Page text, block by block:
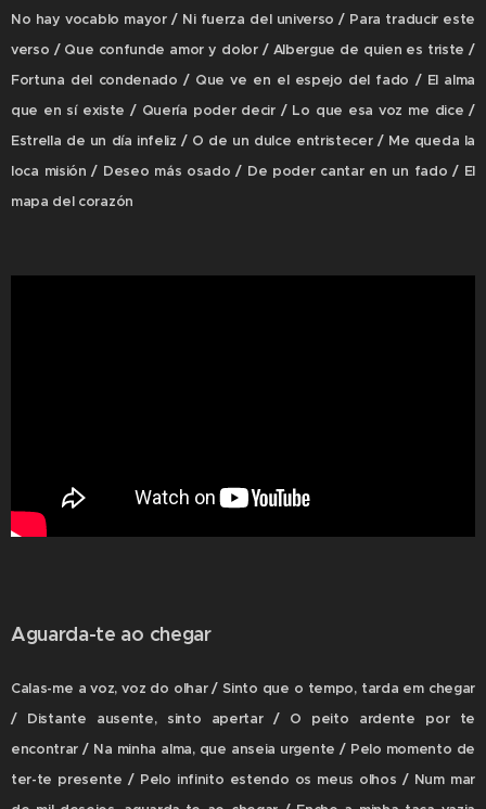
No hay vocablo mayor / Ni fuerza del universo / Para traducir este
verso / Que confunde amor y dolor / Albergue de quien es triste /
Fortuna del condenado / Que ve en el espejo del fado / El alma
que en sí existe / Quería poder decir / Lo que esa voz me dice /
Estrella de un día infeliz / O de un dulce entristecer / Me queda la
loca misión / Deseo más osado / De poder cantar en un fado / El
mapa del corazón
Aguarda-te ao chegar
Calas-me a voz, voz do olhar / Sinto que o tempo, tarda em chegar
/ Distante ausente, sinto apertar / O peito ardente por te
encontrar / Na minha alma, que anseia urgente / Pelo momento de
ter-te presente / Pelo infinito estendo os meus olhos / Num mar